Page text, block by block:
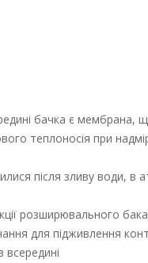
бачка є мембрана,
теплоносія при
після зливу води, в
розширювального
для підживлення